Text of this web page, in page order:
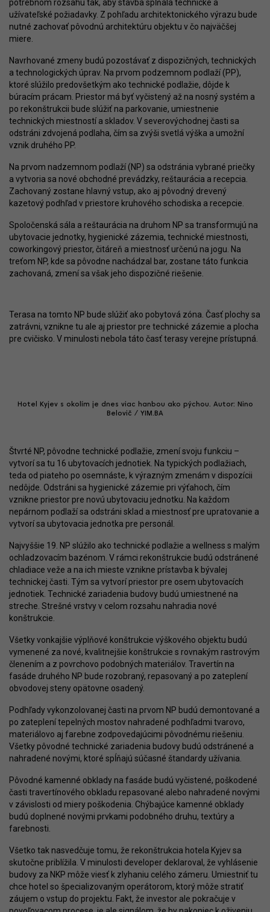
potrebnom rozsahu tak, aby stavba spĺňala technické a
užívateľské požiadavky. Z pohľadu architektonického výrazu bude
nutné zachovať pôvodnú architektúru objektu v čo najväčšej
miere.
Navrhované zmeny budú pozostávať z dispozičných, technických
a technologických úprav. Na prvom podzemnom podlaží (PP),
ktoré slúžilo predovšetkým ako technické podlažie, dôjde k
búracím prácam. Priestor má byť vyčistený až na nosný systém a
po rekonštrukcii bude slúžiť na parkovanie, umiestnenie
technických miestností a skladov. V severovýchodnej časti sa
odstráni zdvojená podlaha, čím sa zvýši svetlá výška a umožní
vznik druhého PP.
Na prvom nadzemnom podlaží (NP) sa odstránia vybrané priečky
a vytvoria sa nové obchodné prevádzky, reštaurácia a recepcia.
Zachovaný zostane hlavný vstup, ako aj pôvodný drevený
kazetový podhľad v priestore kruhového schodiska a recepcie.
Spoločenská sála a reštaurácia na druhom NP sa transformujú na
ubytovacie jednotky, hygienické zázemia, technické miestnosti,
coworkingový priestor, čitáreň a miestnosť určenú na jogu. Na
treťom NP, kde sa pôvodne nachádzal bar, zostane táto funkcia
zachovaná, zmení sa však jeho dispozičné riešenie.
Terasa na tomto NP bude slúžiť ako pobytová zóna. Časť plochy sa
zatrávni, vznikne tu ale aj priestor pre technické zázemie a plocha
pre cvičisko. V minulosti nebola táto časť terasy verejne prístupná.
Hotel Kyjev s okolím je dnes viac hanbou ako pýchou. Autor: Nino
Belovič / YIM.BA
Štvrté NP, pôvodne technické podlažie, zmení svoju funkciu –
vytvorí sa tu 16 ubytovacích jednotiek. Na typických podlažiach,
teda od piateho po osemnáste, k výrazným zmenám v dispozícii
nedôjde. Odstráni sa hygienické zázemie pri výťahoch, čím
vznikne priestor pre novú ubytovaciu jednotku. Na každom
nepárnom podlaží sa odstráni sklad a miestnosť pre upratovanie a
vytvorí sa ubytovacia jednotka pre personál.
Najvyššie 19. NP slúžilo ako technické podlažie a wellness s malým
ochladzovacím bazénom. V rámci rekonštrukcie budú odstránené
chladiace veže a na ich mieste vznikne prístavba k bývalej
technickej časti. Tým sa vytvorí priestor pre osem ubytovacích
jednotiek. Technické zariadenia budovy budú umiestnené na
streche. Strešné vrstvy v celom rozsahu nahradia nové
konštrukcie.
Všetky vonkajšie výplňové konštrukcie výškového objektu budú
vymenené za nové, kvalitnejšie konštrukcie s rovnakým rastrovým
členením a z povrchovo podobných materiálov. Travertín na
fasáde druhého NP bude rozobraný, repasovaný a po zateplení
obvodovej steny opätovne osadený.
Podhľady vykonzolovanej časti na prvom NP budú demontované a
po zateplení tepelných mostov nahradené podhľadmi tvarovo,
materiálovo aj farebne zodpovedajúcimi pôvodnému riešeniu.
Všetky pôvodné technické zariadenia budovy budú odstránené a
nahradené novými, ktoré spĺňajú súčasné štandardy užívania.
Pôvodné kamenné obklady na fasáde budú vyčistené, poškodené
časti travertínového obkladu repasované alebo nahradené novými
v závislosti od miery poškodenia. Chýbajúce kamenné obklady
budú doplnené novými prvkami podobného druhu, textúry a
farebnosti.
Všetko tak nasvedčuje tomu, že rekonštrukcia hotela Kyjev sa
skutočne priblížila. V minulosti developer deklaroval, že vyhlásenie
budovy za NKP môže viesť k zlyhaniu celého zámeru. Umiestniť tu
chce hotel so špecializovaným operátorom, ktorý môže stratiť
záujem o vstup do projektu. Fakt, že investor ale pokračuje v